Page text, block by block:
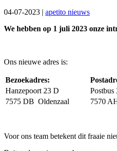
04-07-2023 | apetito nieuws
We hebben op 1 juli 2023 onze
Ons nieuwe adres is:
Bezoekadres:
Hanzepoort 23 D
Postbus
7575 DB Oldenzaal
7570
Voor ons team betekent dit fraaie